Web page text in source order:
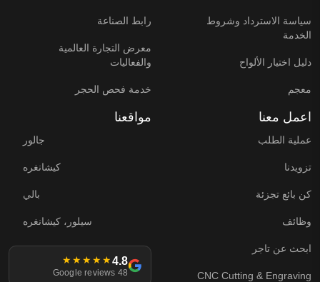
سياسة الاسترداد وشروط
الخدمة
دليل اختيار الألواح
معجم
رابط الصناعة
معرض التجارة العالمية
والفعاليات
خدمة فحص الحجر
اعمل معنا
عملية الطلب
تزويدنا
كن بائع تجزئة
وظائف
ابحث عن تاجر
CNC Cutting & Engraving
مواقعنا
جالور
كيشانغره
بالي
سيلور، كيشانغره
4.8
★★★★★
48 Google reviews